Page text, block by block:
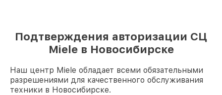
Подтверждения авторизации СЦ
Miele в Новосибирске
Наш центр Miele обладает всеми обязательными
разрешениями для качественного обслуживания
техники в Новосибирске.